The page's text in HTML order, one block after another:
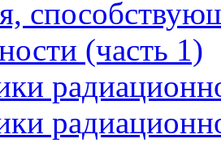
(часть 1)